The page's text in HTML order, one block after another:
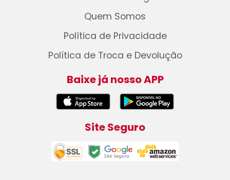
Quem Somos
Política de Privacidade
Política de Troca e Devolução
Baixe já nosso APP
Site Seguro